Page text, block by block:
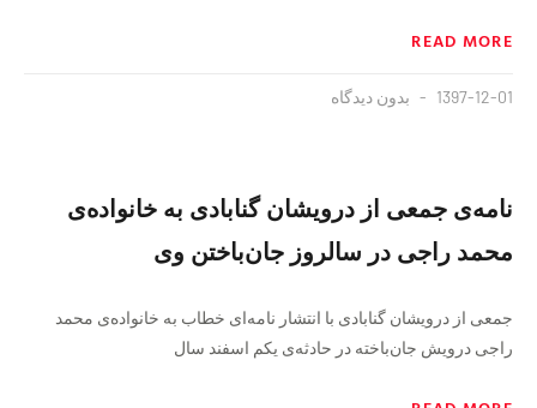
READ MORE
1397-12-01 بدون دیدگاه
نامه‌ی جمعی از درویشان گنابادی به خانواده‌‌ی
محمد راجی در سالروز جان‌باختن وی
جمعی از درویشان گنابادی با انتشار نامه‌ای خطاب به خانواده‌ی محمد
راجی درویش جان‌باخته در حادثه‌ی یکم اسفند سال